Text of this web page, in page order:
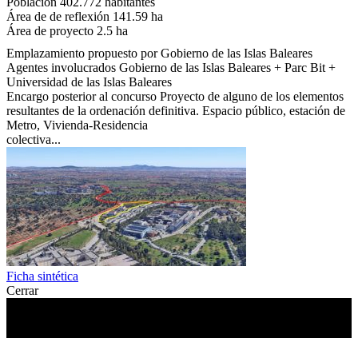
Área de de reflexión 141.59 ha
Área de proyecto 2.5 ha
Emplazamiento propuesto por Gobierno de las Islas Baleares
Agentes involucrados Gobierno de las Islas Baleares + Parc Bit +
Universidad de las Islas Baleares
Encargo posterior al concurso Proyecto de alguno de los elementos
resultantes de la ordenación definitiva. Espacio público, estación de
Metro, Vivienda-Residencia
colectiva...
Ficha sintética
Cerrar